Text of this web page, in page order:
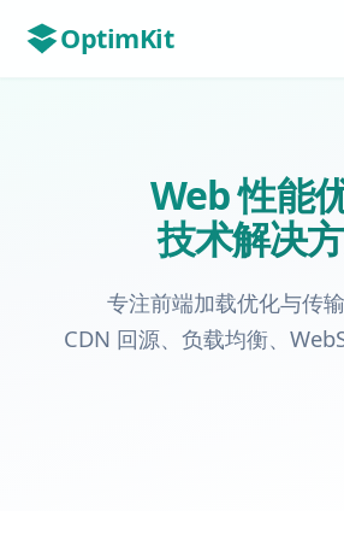
OptimKit
Web 性能
技术解决
专注前端加载优化与传输
CDN 回源、负载均衡、